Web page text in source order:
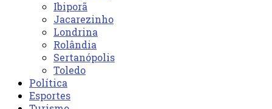
Ibiporã
Jacarezinho
Londrina
Rolândia
Sertanópolis
Toledo
Política
Esportes